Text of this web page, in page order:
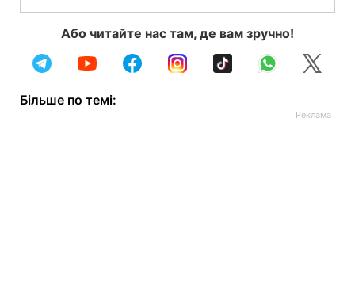
Або читайте нас там, де вам зручно!
Більше по темі: